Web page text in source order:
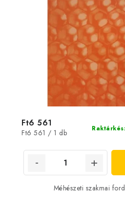
Ft6 561
Egységár:
Ft6 561 / 1 db
Méhészeti szakmai